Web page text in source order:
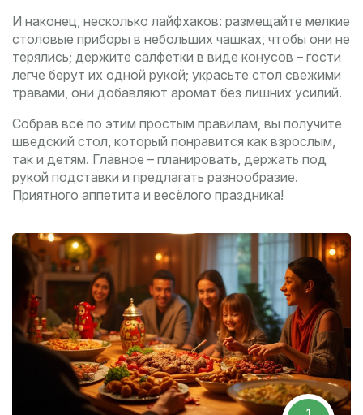
И наконец, несколько лайфхаков: размещайте мелкие
столовые приборы в небольших чашках, чтобы они не
терялись; держите салфетки в виде конусов – гости
легче берут их одной рукой; украсьте стол свежими
травами, они добавляют аромат без лишних усилий.
Собрав всё по этим простым правилам, вы получите
шведский стол, который понравится как взрослым,
так и детям. Главное – планировать, держать под
рукой подставки и предлагать разнообразие.
Приятного аппетита и весёлого праздника!